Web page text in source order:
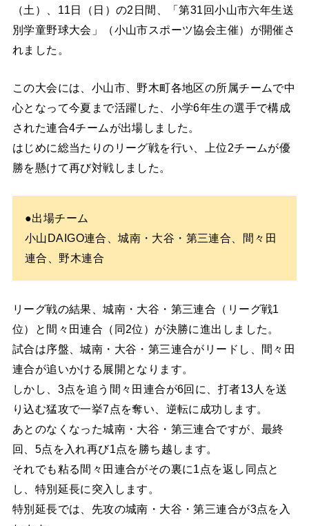
（土）、11日（日）の2日間、「第31回小山市六年生送
別学童野球大会」（小山市スポーツ協会主催）が開催さ
れました。
この大会には、小山市、野木町各地区の所属チームで中
心となって今夏まで活躍した、小学6年生の選手で構成
された連合4チームが出場しました。
はじめに総当たりのリーグ戦を行い、上位2チームが優
勝を懸けて再び対戦しました。
●出場チーム
小山DAIGO連合、城南・大谷・第三連合、間々田
連合、野木連合
リーグ戦の結果、城南・大谷・第三連合（リーグ戦1
位）と間々田連合（同2位）が決勝に進出しました。
試合は序盤、城南・大谷・第三連合がリードし、間々田
連合が追いかける展開となります。
しかし、3点を追う間々田連合が6回に、打者13人を送
り込む猛攻で一挙7点を奪い、逆転に成功します。
あとのなくなった城南・大谷・第三連合ですが、最終
回、5点を入れ再び1点を勝ち越します。
それでも粘る間々田連合がその裏に1点を返し同点と
し、特別延長に突入します。
特別延長では、先攻の城南・大谷・第三連合が3点を入